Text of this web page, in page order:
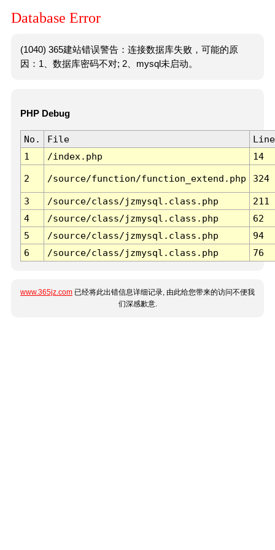
Database Error
(1040) 365建站错误警告：连接数据库失败，可能的原
因：1、数据库密码不对; 2、mysql未启动。
PHP Debug
No. File
Line
1
/index.php 14
2 /source/function/function_extend.php 324
3 /source/class/jzmysql.class.php
211
4
/source/class/jzmysql.class.php
62
5
/source/class/jzmysql.class.php
94
6
/source/class/jzmysql.class.php 76
www.365jz.com 已经将此出错信息详细记录, 由此给您带来的访问不便我
们深感歉意.